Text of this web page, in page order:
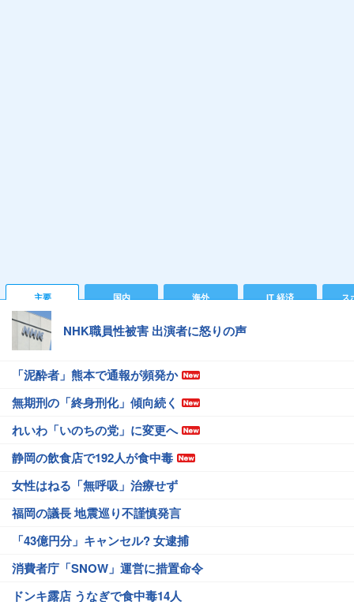
主要 国内 海外 IT 経済 ス
NHK職員性被害 出演者に怒りの声
「泥酔者」熊本で通報が頻発か
無期刑の「終身刑化」傾向続く
れいわ「いのちの党」に変更へ
静岡の飲食店で192人が食中毒
女性はねる「無呼吸」治療せず
福岡の議長 地震巡り不謹慎発言
「43億円分」キャンセル? 女逮捕
消費者庁「SNOW」運営に措置命令
ドンキ露店 うなぎで食中毒14人